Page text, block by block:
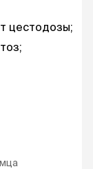
цестодозы;